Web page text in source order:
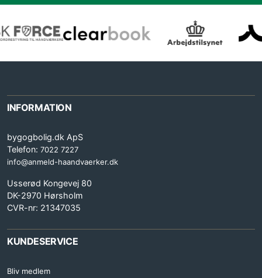
INFORMATION
bygogbolig.dk ApS
Telefon: 7022 7227
info@anmeld-haandvaerker.dk
Usserød Kongevej 80
DK-2970 Hørsholm
CVR-nr: 21347035
KUNDESERVICE
Bliv medlem